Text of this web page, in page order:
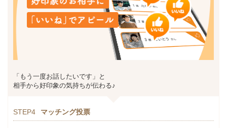
「もう一度お話したいです」と
相手から好印象の気持ちが伝わる♪
STEP4 マッチング投票